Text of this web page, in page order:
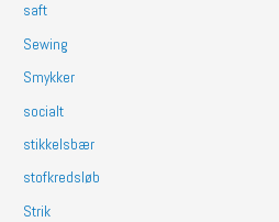
saft
Sewing
Smykker
socialt
stikkelsbær
stofkredsløb
Strik